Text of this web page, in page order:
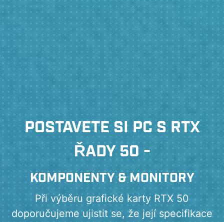
POSTAVETE SI PC S RTX
ŘADY 50 -
KOMPONENTY & MONITORY
Při výběru grafické karty RTX 50
doporučujeme ujistit se, že její specifikace